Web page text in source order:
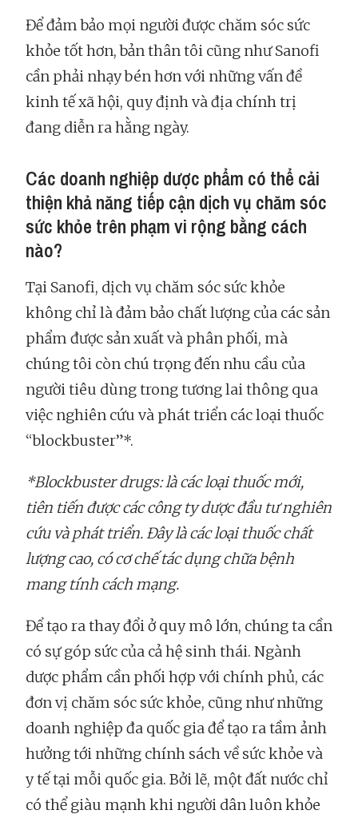
Để đảm bảo mọi người được chăm sóc sức
khỏe tốt hơn, bản thân tôi cũng như Sanofi
cần phải nhạy bén hơn với những vấn đề
kinh tế xã hội, quy định và địa chính trị
đang diễn ra hằng ngày.
Các doanh nghiệp dược phẩm có thể cải
thiện khả năng tiếp cận dịch vụ chăm sóc
sức khỏe trên phạm vi rộng bằng cách
nào?
Tại Sanofi, dịch vụ chăm sóc sức khỏe
không chỉ là đảm bảo chất lượng của các sản
phẩm được sản xuất và phân phối, mà
chúng tôi còn chú trọng đến nhu cầu của
người tiêu dùng trong tương lai thông qua
việc nghiên cứu và phát triển các loại thuốc
“blockbuster”*.
​​*Blockbuster drugs: là các loại thuốc mới,
tiên tiến được các công ty dược đầu tư nghiên
cứu và phát triển. Đây là các loại thuốc chất
lượng cao, có cơ chế tác dụng chữa bệnh
mang tính cách mạng.
Để tạo ra thay đổi ở quy mô lớn, chúng ta cần
có sự góp sức của cả hệ sinh thái. Ngành
dược phẩm cần phối hợp với chính phủ, các
đơn vị chăm sóc sức khỏe, cũng như những
doanh nghiệp đa quốc gia để tạo ra tầm ảnh
hưởng tới những chính sách về sức khỏe và
y tế tại mỗi quốc gia. Bởi lẽ, một đất nước chỉ
có thể giàu mạnh khi người dân luôn khỏe